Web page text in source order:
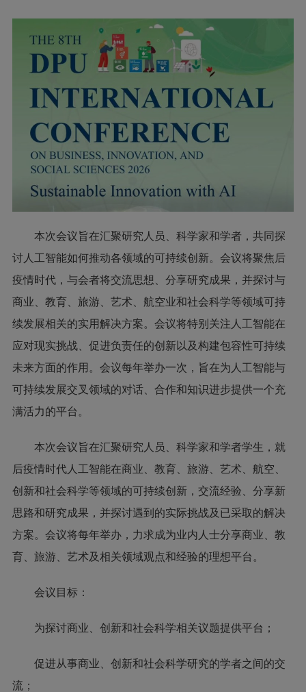
本次会议旨在汇聚研究人员、科学家和学者，共同探
讨人工智能如何推动各领域的可持续创新。会议将聚焦后
疫情时代，与会者将交流思想、分享研究成果，并探讨与
商业、教育、旅游、艺术、航空业和社会科学等领域可持
续发展相关的实用解决方案。会议将特别关注人工智能在
应对现实挑战、促进负责任的创新以及构建包容性可持续
未来方面的作用。会议每年举办一次，旨在为人工智能与
可持续发展交叉领域的对话、合作和知识进步提供一个充
满活力的平台。
本次会议旨在汇聚研究人员、科学家和学者学生，就
后疫情时代人工智能在商业、教育、旅游、艺术、航空、
创新和社会科学等领域的可持续创新，交流经验、分享新
思路和研究成果，并探讨遇到的实际挑战及已采取的解决
方案。会议将每年举办，力求成为业内人士分享商业、教
育、旅游、艺术及相关领域观点和经验的理想平台。
会议目标：
为探讨商业、创新和社会科学相关议题提供平台；
促进从事商业、创新和社会科学研究的学者之间的交
流；